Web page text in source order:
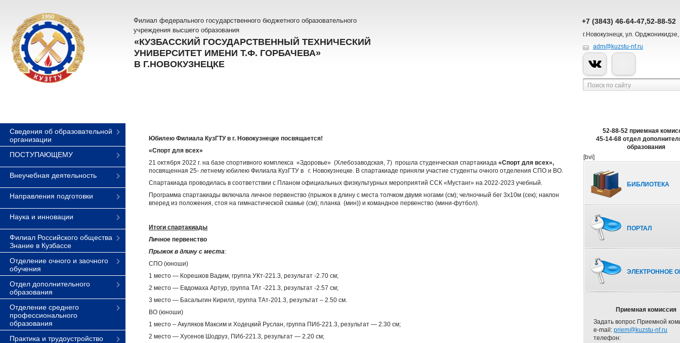
Филиал федерального государственного бюджетного образовательного
учреждения высшего образования
«КУЗБАССКИЙ ГОСУДАРСТВЕННЫЙ ТЕХНИЧЕСКИЙ
УНИВЕРСИТЕТ ИМЕНИ Т.Ф. ГОРБАЧЕВА»
В Г.НОВОКУЗНЕЦКЕ
+7 (3843) 46-64-47,52-88-52
г.Новокузнецк, ул.
adm@kuzstu-nf.ru
Сведения об образовательной
организации
ПОСТУПАЮЩЕМУ
Внеучебная деятельность
Направления подготовки
Наука и инновации
Филиал Российского общества
Знание в Кузбассе
Отделение очного и заочного
обучения
Отдел дополнительного
образования
Отделение среднего
профессионального
образования
Практика и трудоустройство
Юбилею Филиала КузГТУ в г. Новокузнецке посвящается!
«Спорт для всех»
21 октября 2022 г. на базе спортивного комплекса «Здоровье» (Хлебозаводская, 7) прошла студенческая спартакиада«Спорт для всех»,
посвященная 25- летнему юбилею Филиала КузГТУ в г. Новокузнецке. В спартакиаде приняли участие студенты очного отделения СПО и ВО.
Спартакиада проводилась в соответствии с Планом официальных физкультурных мероприятий ССК «Мустанг» на 2022-2023 учебный.
Программа спартакиады включала личное первенство (прыжок в длину с места толчком двумя ногами (см); челночный бег 3х10м (сек); наклон
вперед из положения, стоя на гимнастической скамье (см); планка (мин)) и командное первенство (мини-футбол).
Итоги спартакиады
Личное первенство
Прыжок в длину с места:
СПО (юноши)
1 место — Корешков Вадим, группа УКт-221.3, результат -2.70 см;
2 место — Евдомаха Артур, группа ТАт -221.3, результат -2.57 см;
3 место — Басалыгин Кирилл, группа ТАт-201.3, результат – 2.50 см.
ВО (юноши)
1 место – Акуляков Максим и Ходецкий Руслан, группа ПИб-221.3, результат — 2.30 см;
2 место — Хусенов Шодруз, ПИб-221.3, результат — 2.20 см;
52-88-52 приемная
45-14-68 отдел
образования
[bvi]
БИБЛИОТЕКА
ПОРТАЛ
ЭЛЕКТРОННОЕ
Приемная комиссия
Задать вопрос Приемной
e-mail: priem@kuzstu-nf.ru
телефон: